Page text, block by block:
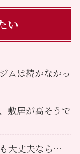
い
ムは続かなかっ
敷居が高そうで
大丈夫なら…